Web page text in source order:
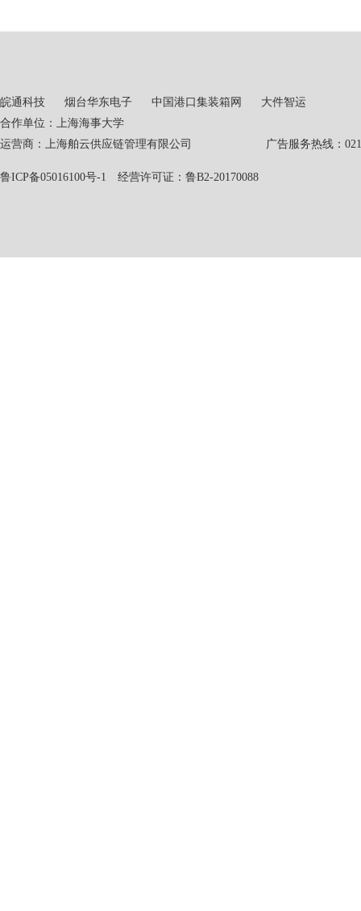
皖通科技 烟台华东电子 中国港口集装箱网
大件智运
合作单位：上海海事大学
运营商：上海舶云供应链管理有限公司 广告服务热线：021-
鲁ICP备05016100号-1 经营许可证：鲁B2-20170088